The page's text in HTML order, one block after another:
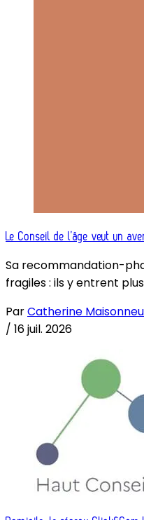
Le Conseil de l’âge veut un
Sa recommandation-
fragiles : ils y entrent plus
ParCatherine
/ 16 juil. 2026